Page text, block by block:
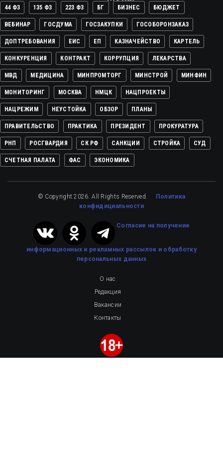
44 ФЗ 135 ФЗ 223 ФЗ БГ БИЗНЕС БЮДЖЕТ
ВЕБИНАР ГОСДУМА ГОСЗАКУПКИ ГОСОБОРОНЗАКАЗ
ДОПТРЕБОВАНИЯ ЕИС ЕП КАЗНАЧЕЙСТВО КАРТЕЛЬ
КОНКУРЕНЦИЯ КОНТРАКТ КОРРУПЦИЯ ЛЕКАРСТВА
МВД МЕДИЦИНА МИНПРОМТОРГ МИНСТРОЙ МИНФИН
МОНИТОРИНГ МОСКВА НМЦК НАЦПРОЕКТЫ
НАЦРЕЖИМ НЕУСТОЙКА ОБЗОР ПЛАНЫ
ПРАВИТЕЛЬСТВО ПРАКТИКА ПРЕЗИДЕНТ ПРОКУРАТУРА
РНП РОСГВАРДИЯ СК РФ САНКЦИИ СТРОЙКА СУД
СЧЕТНАЯ ПАЛАТА ФАС ЭКОНОМИКА
© Copyright 2026. All Rights Reserved. Политика
конфидициальности
Cогласие на получение
информационных и рекламных рассылок и обработку
персональных данных
О нас
Редакция
Вакансии
Контакты